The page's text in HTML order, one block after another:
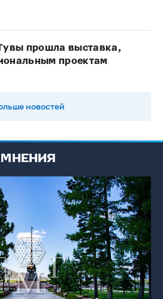
прошла выставка,
проектам
новостей